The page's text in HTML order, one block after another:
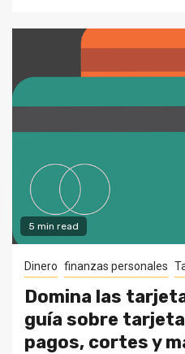
5 min read
Dinero finanzas personales
Domina las
guía sobre
pagos, cortes y